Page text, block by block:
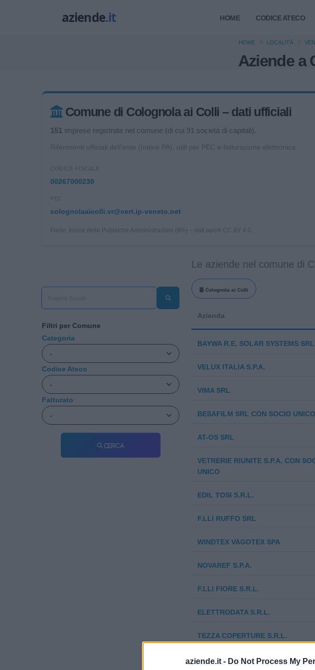
aziende.it - Do Not Process My
HOME CODICE ATECO
Aziende a
HOME LOCALITÀ
Comune di Colognola ai Colli – dati ufficiali
151 imprese registrate nel comune (di cui 91 società di capitali).
Riferimenti ufficiali dell'ente (Indice PA), utili per PEC e fatturazione elettronica.
CODICE FISCALE
00267000230
PEC
colognolaaicolli.vr@cert.ip-veneto.net
Fonte: Indice delle Pubbliche Amministrazioni (IPA) – dati aperti CC BY 4.0.
Filtri per Comune
Categoria
Codice Ateco
Fatturato
Cerca
Le aziende nel comune di
Colognola ai Colli
Azienda
BAYWA R.E. SOLAR SYSTEMS SRL
VELUX ITALIA S.P.A.
VIMA SRL
BESAFILM SRL CON SOCIO UNICO
AT-OS SRL
VETRERIE RIUNITE S.P.A. CON
UNICO
EDIL TOSI S.R.L.
F.LLI RUFFO SRL
WINDTEX VAGOTEX SPA
NOVAREF S.P.A.
F.LLI FIORE S.R.L.
ELETTRODATA S.R.L.
TEZZA COPERTURE S.R.L.
FORUM GRISI S.R.L.